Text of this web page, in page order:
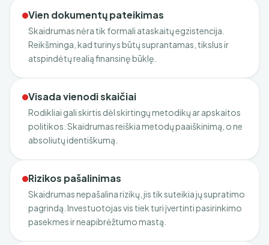
Vien dokumentų pateikimas
Skaidrumas nėra tik formali ataskaitų egzistencija.
Reikšminga, kad turinys būtų suprantamas, tikslus ir
atspindėtų realią finansinę būklę.
Visada vienodi skaičiai
Rodikliai gali skirtis dėl skirtingų metodikų ar apskaitos
politikos. Skaidrumas reiškia metodų paaiškinimą, o ne
absoliutų identiškumą.
Rizikos pašalinimas
Skaidrumas nepašalina rizikų, jis tik suteikia jų supratimo
pagrindą. Investuotojas vis tiek turi įvertinti pasirinkimo
pasekmes ir neapibrėžtumo mastą.